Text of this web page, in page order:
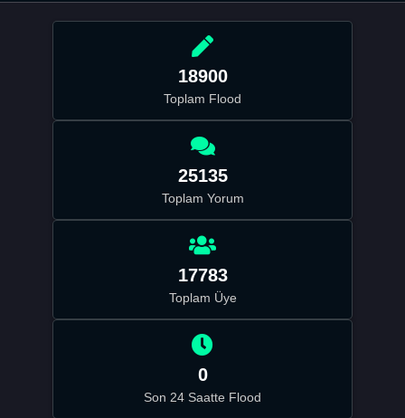
18900
Toplam Flood
25135
Toplam Yorum
17783
Toplam Üye
0
Son 24 Saatte Flood